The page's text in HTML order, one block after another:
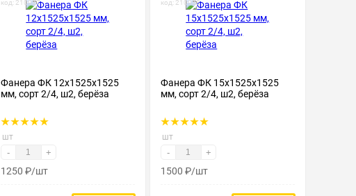
код: 210027
Фанера ФК 12х1525х1525
мм, сорт 2/4, ш2, берёза
шт
- +
1250 ₽/шт
код: 210028
Фанера ФК 15х1525х1525
мм, сорт 2/4, ш2, берёза
шт
- +
1500 ₽/шт